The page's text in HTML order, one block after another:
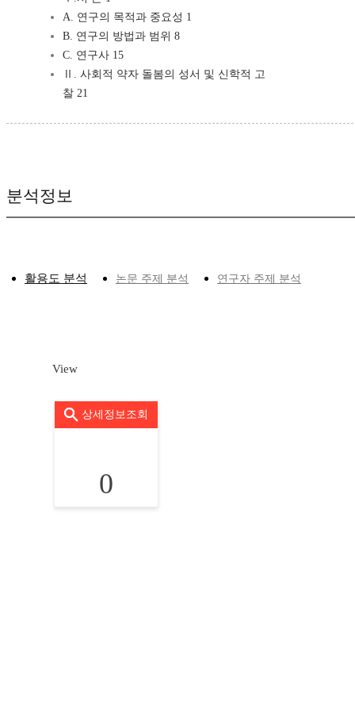
A. 연구의 목적과 중요성 1
B. 연구의 방법과 범위 8
C. 연구사 15
Ⅱ. 사회적 약자 돌봄의 성서 및 신학적 고
찰 21
분석정보
활용도 분석 논문 주제 분석 연구자 주제 분석
View
상세정보조회
0